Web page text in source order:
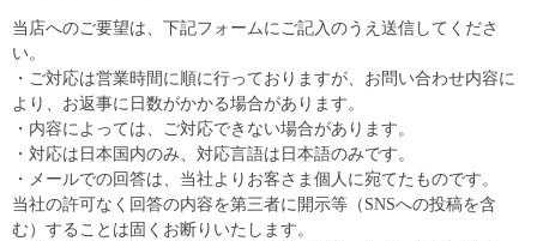
当店へのご要望は、下記フォームにご記入のうえ送信してくださ
い。
・ご対応は営業時間に順に行っておりますが、お問い合わせ内容に
より、お返事に日数がかかる場合があります。
・内容によっては、ご対応できない場合があります。
・対応は日本国内のみ、対応言語は日本語のみです。
・メールでの回答は、当社よりお客さま個人に宛てたものです。
当社の許可なく回答の内容を第三者に開示等（SNSへの投稿を含
む）することは固くお断りいたします。